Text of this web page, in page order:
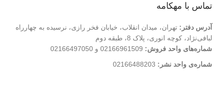
تماس با مهکامه
آدرس دفتر: تهران، میدان انقلاب، خیابان فخر رازی، نرسیده به چهارراه
لبافی‌نژاد، کوچه انوری، پلاک 8، طبقه دوم
شماره‌های واحد فروش: 02166961509 و 02166497050
شماره‌‌ی واحد نشر: